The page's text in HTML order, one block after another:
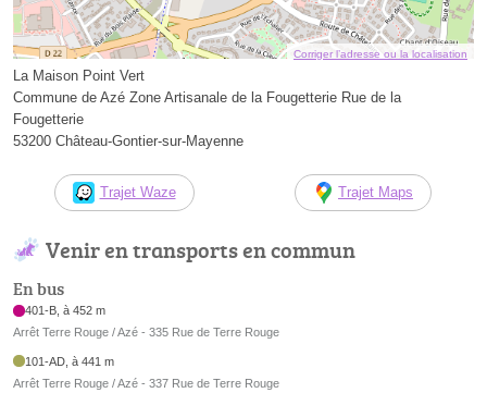
Corriger l’adresse ou la localisation
La Maison Point Vert
Commune de Azé Zone Artisanale de la Fougetterie Rue de la
Fougetterie
53200 Château-Gontier-sur-Mayenne
Trajet Waze Trajet Maps
Venir en transports en commun
En bus
401-B, à 452 m
Arrêt Terre Rouge / Azé - 335 Rue de Terre Rouge
101-AD, à 441 m
Arrêt Terre Rouge / Azé - 337 Rue de Terre Rouge